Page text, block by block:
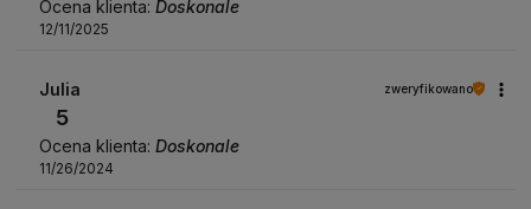
Ocena klienta: Doskonale
12/11/2025
Julia zweryfikowano
5
Ocena klienta: Doskonale
11/26/2024